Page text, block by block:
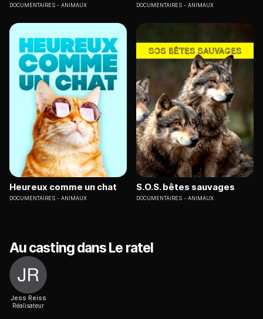
DOCUMENTAIRES ANIMAUX DOCUMENTAIRES ANIMAUX
Heureux comme un chat
DOCUMENTAIRES ANIMAUX
S.O.S. bêtes sauvages
DOCUMENTAIRES ANIMAUX
Au casting dans Le ratel
Jess Reiss
Réalisateur